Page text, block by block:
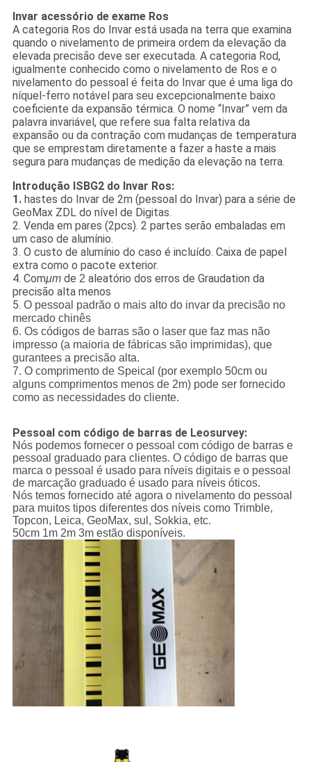
Invar acessório de exame Ros
A categoria Ros do Invar está usada na terra que examina
quando o nivelamento de primeira ordem da elevação da
elevada precisão deve ser executada. A categoria Rod,
igualmente conhecido como o nivelamento de Ros e o
nivelamento do pessoal é feita do Invar que é uma liga do
níquel-ferro notável para seu excepcionalmente baixo
coeficiente da expansão térmica. O nome “Invar” vem da
palavra invariável, que refere sua falta relativa da
expansão ou da contração com mudanças de temperatura
que se emprestam diretamente a fazer a haste a mais
segura para mudanças de medição da elevação na terra.
Introdução ISBG2 do Invar Ros:
1. hastes do Invar de 2m (pessoal do Invar) para a série de
GeoMax ZDL do nível de Digitas.
2. Venda em pares (2pcs). 2 partes serão embaladas em
um caso de alumínio.
3. O custo de alumínio do caso é incluído. Caixa de papel
extra como o pacote exterior.
4. Comμmde 2 aleatório dos erros de Graudation da
precisão alta menos
5. O pessoal padrão o mais alto do invar da precisão no
mercado chinês
6. Os códigos de barras são o laser que faz mas não
impresso (a maioria de fábricas são imprimidas), que
gurantees a precisão alta.
7. O comprimento de Speical (por exemplo 50cm ou
alguns comprimentos menos de 2m) pode ser fornecido
como as necessidades do cliente.
Pessoal com código de barras de Leosurvey:
Nós podemos fornecer o pessoal com código de barras e
pessoal graduado para clientes. O código de barras que
marca o pessoal é usado para níveis digitais e o pessoal
de marcação graduado é usado para níveis óticos.
Nós temos fornecido até agora o nivelamento do pessoal
para muitos tipos diferentes dos níveis como Trimble,
Topcon, Leica, GeoMax, sul, Sokkia, etc.
50cm 1m 2m 3m estão disponíveis.